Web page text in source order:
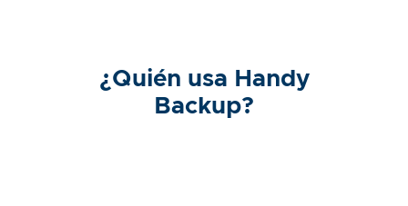
¿Quién usa Handy
Backup?